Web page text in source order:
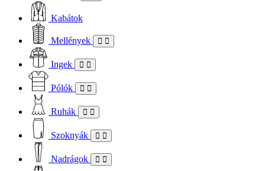
Kabátok
Mellények
Ingek
Pólók
Ruhák
Szoknyák
Nadrágok